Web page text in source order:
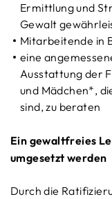
Ermittlung und
Gewalt
Mitarbeitende in
eine
Ausstattung der
und Mädchen*,
sind, zu beraten
Ein gewaltfreies
umgesetzt werden
Durch die